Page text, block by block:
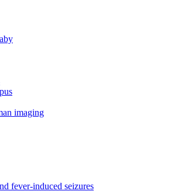
imaging
fever-induced seizures